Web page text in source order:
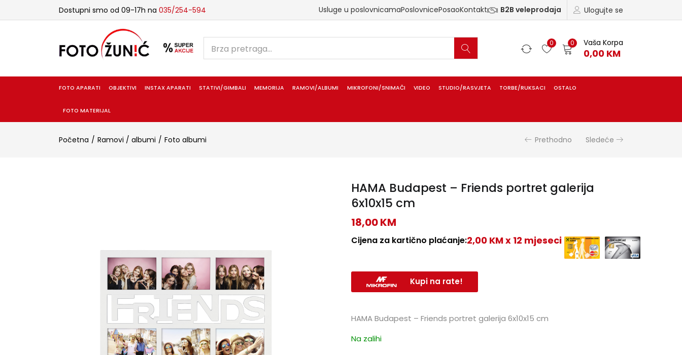
Dostupni smo od 09-17h na 035/254-594 Ulogujte se
Usluge u poslovnicamaPoslovnicePosaoKontakt B2B veleprodaja
0 0 Vaša Korpa
0,00 KM
FOTO APARATI OBJEKTIVI INSTAX APARATI STATIVI/GIMBALI MEMORIJA RAMOVI/ALBUMI MIKROFONI/SNIMAČI VIDEO STUDIO/RASVJETA TORBE/RUKSACI OSTALO
FOTO MATERIJAL
Početna Ramovi / albumi Foto albumi Prethodno Sledeće
HAMA Budapest – Friends portret galerija
6x10x15 cm
18,00KM
Cijena za kartično plaćanje:2,00 KM x 12 mjeseci
Kupi na rate!
HAMA Budapest – Friends portret galerija 6x10x15 cm
Na zalihi